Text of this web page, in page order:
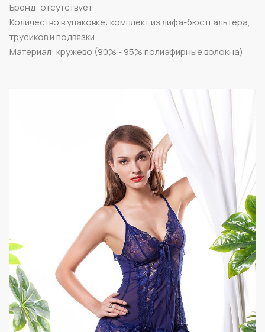
Бренд: отсутствует
Количество в упаковке: комплект из лифа-бюстгальтера,
трусиков и подвязки
Материал: кружево (90% - 95% полиэфирные волокна)